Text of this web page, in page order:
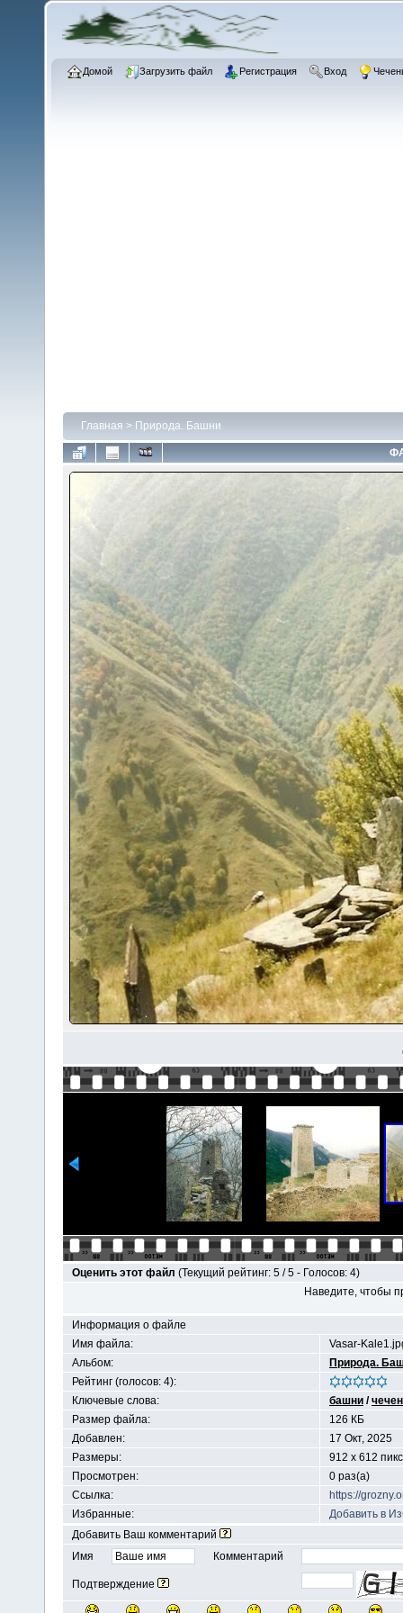
Домой Загрузить файл Регистрация Вход
Главная > Природа. Башни
Оценить этот файл (Текущий рейтинг: 5 / 5 - Голосов: 4)
Наведите, чтобы
Информация о файле
Имя файла:
Vasar-
Альбом:
Природа.
Рейтинг (голосов: 4):
Ключевые слова:
башни /
Размер файла:
126 КБ
Добавлен:
17 Окт, 2025
Размеры:
912 x 612
Просмотрен:
0 раз(а)
Ссылка:
https://
Избранные:
Добавить в
Добавить Ваш комментарий
Имя
Комментарий
Подтверждение